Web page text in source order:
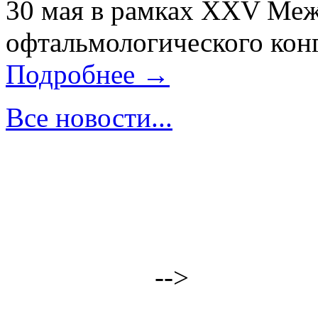
30 мая в рамках XXV
офтальмологического
Подробнее →
Все новости...
-->